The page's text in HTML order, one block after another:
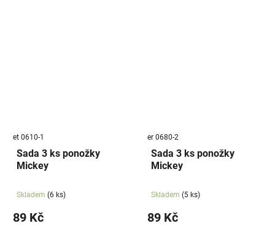
et 0610-1
Sada 3 ks ponožky
Mickey
Skladem (6 ks)
89 Kč
er 0680-2
Sada 3 ks ponožky
Mickey
Skladem (5 ks)
89 Kč